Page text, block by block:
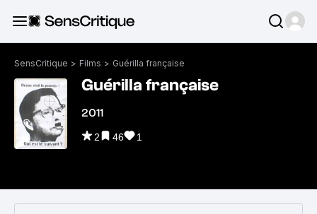
SensCritique > Films > Guérilla française
Guérilla française
2011
2 46 1